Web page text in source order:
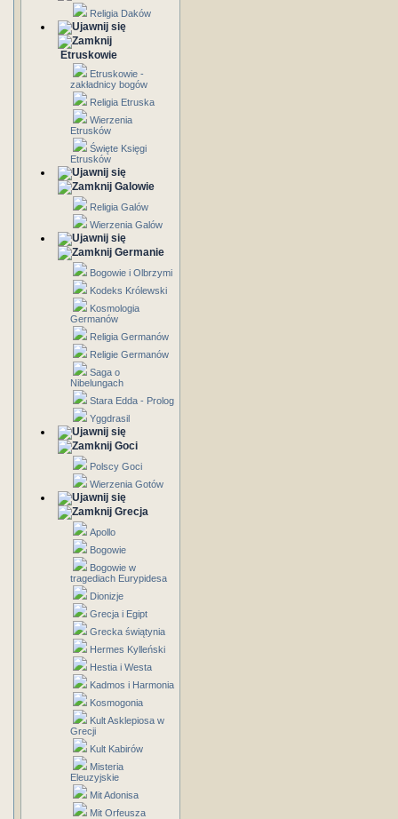
Religia Daków
Etruskowie
Etruskowie -
zakładnicy bogów
Religia Etruska
Wierzenia
Etrusków
Święte Księgi
Etrusków
Galowie
Religia Galów
Wierzenia Galów
Germanie
Bogowie i Olbrzymi
Kodeks Królewski
Kosmologia
Germanów
Religia Germanów
Religie Germanów
Saga o
Nibelungach
Stara Edda - Prolog
Yggdrasil
Goci
Polscy Goci
Wierzenia Gotów
Grecja
Apollo
Bogowie
Bogowie w
tragediach Eurypidesa
Dionizje
Grecja i Egipt
Grecka świątynia
Hermes Kylleński
Hestia i Westa
Kadmos i Harmonia
Kosmogonia
Kult Asklepiosa w
Grecji
Kult Kabirów
Misteria
Eleuzyjskie
Mit Adonisa
Mit Orfeusza